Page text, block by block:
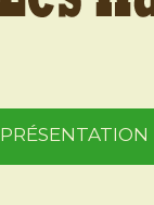
PRÉSENTATION